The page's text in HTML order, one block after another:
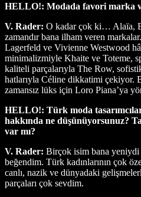
HELLO!: Modada favori marka
V. Rader: O kadar çok ki… Alaïa,
zamandır bana ilham veren
Lagerfeld ve Vivienne Westwood
minimalizmiyle Khaite ve Toteme,
kaliteli parçalarıyla The Row,
hatlarıyla Céline dikkatimi çekiyor.
zamansız lüks için Loro Piana’ya
HELLO!: Türk moda
hakkında ne düşünüyorsunuz?
var mı?
V. Rader: Birçok isim bana yeniydi
beğendim. Türk kadınlarının çok
canlı, nazik ve dünyadaki
parçaları çok sevdim.